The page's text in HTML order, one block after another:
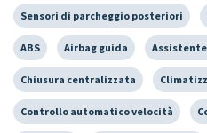
Sensori di parcheggio posteriori
ABS Airbag guida
Chiusura centralizzata
Controllo automatico velocità